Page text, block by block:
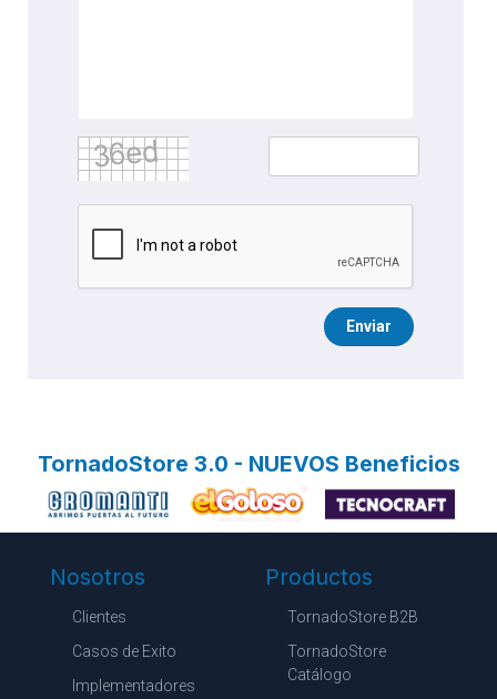
Enviar
TornadoStore 3.0 - NUEVOS Beneficios
Nosotros
Clientes
Casos de Exito
Implementadores
Productos
TornadoStore B2B
TornadoStore
Catálogo